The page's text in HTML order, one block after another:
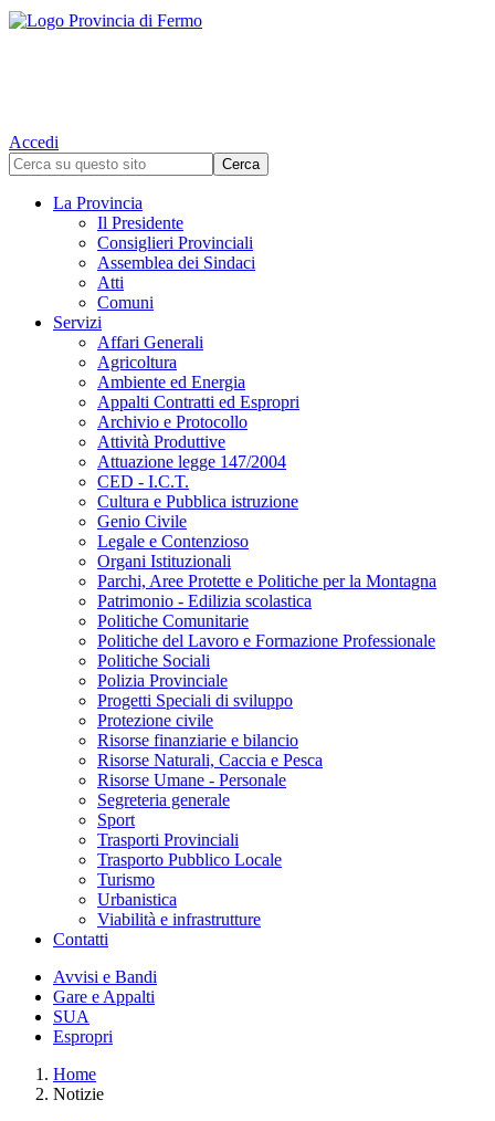
Accedi
La Provincia
Il Presidente
Consiglieri Provinciali
Assemblea dei Sindaci
Atti
Comuni
Servizi
Affari Generali
Agricoltura
Ambiente ed Energia
Appalti Contratti ed Espropri
Archivio e Protocollo
Attività Produttive
Attuazione legge 147/2004
CED - I.C.T.
Cultura e Pubblica istruzione
Genio Civile
Legale e Contenzioso
Organi Istituzionali
Parchi, Aree Protette e Politiche per la Montagna
Patrimonio - Edilizia scolastica
Politiche Comunitarie
Politiche del Lavoro e Formazione Professionale
Politiche Sociali
Polizia Provinciale
Progetti Speciali di sviluppo
Protezione civile
Risorse finanziarie e bilancio
Risorse Naturali, Caccia e Pesca
Risorse Umane - Personale
Segreteria generale
Sport
Trasporti Provinciali
Trasporto Pubblico Locale
Turismo
Urbanistica
Viabilità e infrastrutture
Contatti
Avvisi e Bandi
Gare e Appalti
SUA
Espropri
Home
Notizie